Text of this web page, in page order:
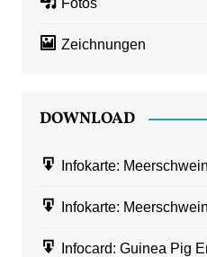
Zeichnungen
DOWNLOAD
Infokarte:
Infokarte:
Infocard: Guinea Pig